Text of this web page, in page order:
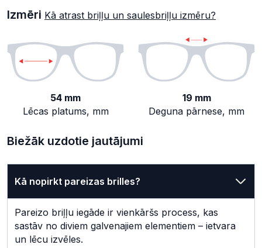
Izmēri Kā atrast briļļu un saulesbriļļu izmēru?
54 mm
Lēcas platums, mm
19 mm
Deguna pārnese, mm
Biežāk uzdotie jautājumi
Kā nopirkt pareizas brilles?
Pareizo briļļu iegāde ir vienkāršs process, kas
sastāv no diviem galvenajiem elementiem – ietvara
un lēcu izvēles.